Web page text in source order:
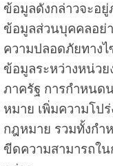
ข้อมูลดังกล่าวจะอ
ข้อมูลส่วนบุคคลอย่
ความปลอดภัยทางไ
ข้อมูลระหว่างหน่วย
ภาครัฐ การกำหนด
หมาย เพิ่มความโป
กฎหมาย รวมทั้งกำ
ขีดความสามารถใ